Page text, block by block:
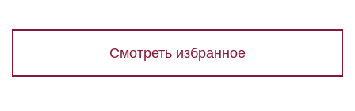
Смотреть избранное